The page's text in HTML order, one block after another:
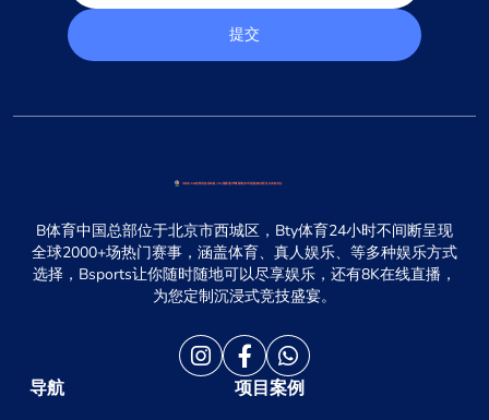
提交
B体育中国总部位于北京市西城区，Bty体育24小时不间断呈现
全球2000+场热门赛事，涵盖体育、真人娱乐、等多种娱乐方式
选择，Bsports让你随时随地可以尽享娱乐，还有8K在线直播，
为您定制沉浸式竞技盛宴。
导航 项目案例